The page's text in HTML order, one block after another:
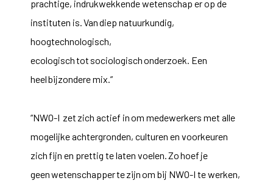
prachtige, indrukwekkende wetenschap er op de
instituten is. Van diep natuurkundig,
hoogtechnologisch,
ecologisch tot sociologisch onderzoek. Een
heel bijzondere mix.”
“NWO-I zet zich actief in om medewerkers met alle
mogelijke achtergronden, culturen en voorkeuren
zich fijn en prettig te laten voelen. Zo hoef je
geen wetenschapper te zijn om bij NWO-I te werken,